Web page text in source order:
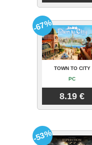
TOWN TO CITY
PC
8.19 €
-67%
-53%